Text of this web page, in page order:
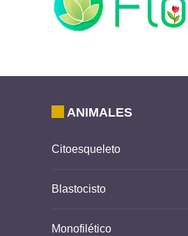
ANIMALES
Citoesqueleto
Blastocisto
Monofilético